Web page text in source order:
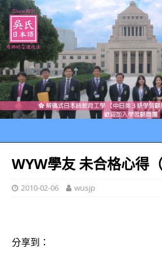
WYW學友 未合格心得（
2010-02-06 wusjp
分享到：